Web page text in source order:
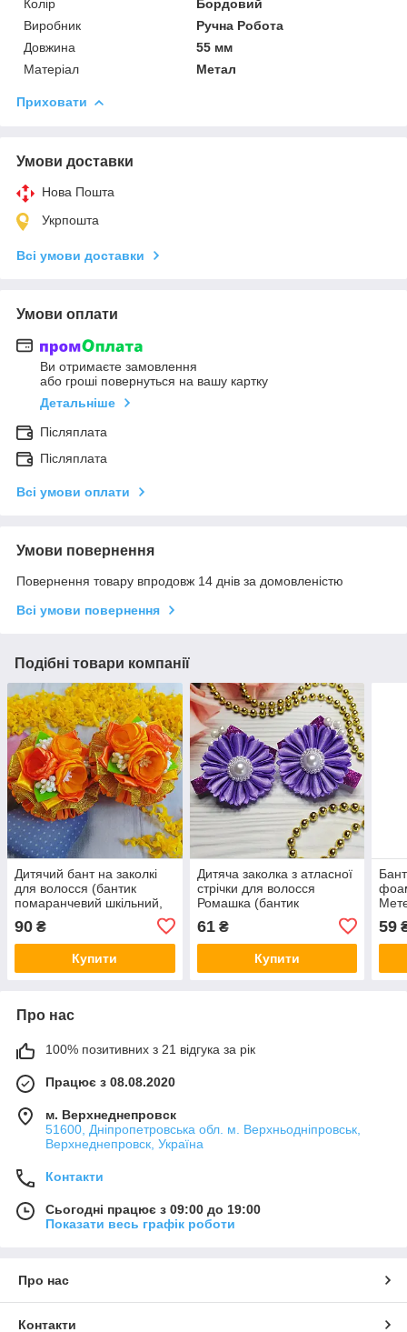
Колір
Бордовий
Виробник
Ручна Робота
Довжина
55 мм
Матеріал
Метал
Приховати
Умови доставки
Нова Пошта
Укрпошта
Всі умови доставки
Умови оплати
Ви отримаєте замовлення
або гроші повернуться на вашу картку
Детальніше
Післяплата
Післяплата
Всі умови оплати
Умови повернення
Повернення товару впродовж 14 днів за домовленістю
Всі умови повернення
Подібні товари компанії
Дитячий бант на заколкі
для волосся (бантик
помаранчевий шкільний,
школу на голову, канзаші)
90 ₴
Купити
Дитяча заколка з атласної
стрічки для волосся
Ромашка (бантик
голову канзаші)
61₴
Купити
59
Про нас
100% позитивних з 21 відгука за рік
Працює з 08.08.2020
м. Верхнеднепровск
51600, Дніпропетровська обл. м. Верхньодніпровськ,
Верхнеднепровск, Україна
Контакти
Сьогодні працює з 09:00 до 19:00
Показати весь графік роботи
Про нас
Контакти